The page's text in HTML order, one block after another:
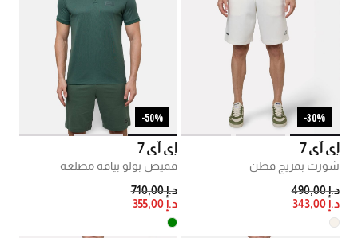
30%-
إي آي 7
شورت بمزيج قطن
PRICE REDUCED FROM
د.إ 490,00
د.إ 343,00
50%-
إي آي 7
قميص بولو بياقة مضلعة
PRICE REDUCED FROM
د.إ 710,00
د.إ 355,00